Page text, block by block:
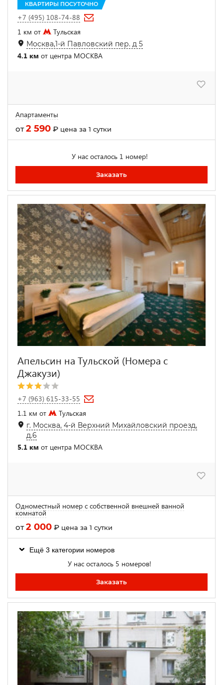
КВАРТИРЫ ПОСУТОЧНО
+7 (495) 108-74-88
1 км от
Тульская
Москва,1-й Павловский пер. д 5
4.1 км от центра МОСКВА
Апартаменты
от2 590 ₽ цена за 1 сутки
У нас осталось 1 номер!
Заказать
Апельсин на Тульской (Номера с
Джакузи)
+7 (963) 615-33-55
1.1 км от
Тульская
г. Москва, 4-й Верхний Михайловский проезд,
д.6
5.1 км от центра МОСКВА
Одноместный номер с собственной внешней ванной
комнатой
от2 000 ₽ цена за 1 сутки
Ещё 3 категории номеров
У нас осталось 5 номеров!
Заказать